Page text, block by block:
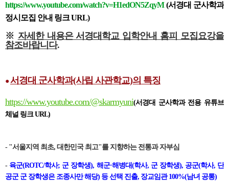
https://www.youtube.com/watch?v=H1edON5ZqyM(서경대 군사학과
정시모집 안내 링크 URL)
※ 자세한 내용은 서경대학교 입학안내 홈피 모집요강을
참조바랍니다.
● 서경대 군사학과(사립 사관학교)의 특징
https://www.youtube.com/@skarmyuni(서경대 군사학과 전용 유튜브
체널 링크URL)
- "서울지역 최초, 대한민국 최고"를 지향하는 전통과 자부심
- 육군(ROTC/학사; 군 장학생), 해군·해병대(학사, 군 장학생), 공군(학사, 단
공군 군 장학생은 조종사만 해당) 등 선택 진출, 장교임관 100%(남녀 공통)